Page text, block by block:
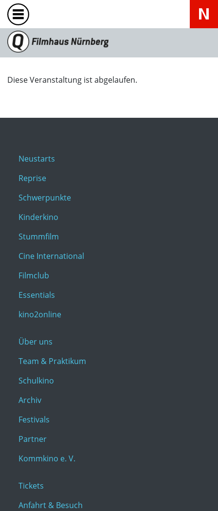
Diese Veranstaltung ist abgelaufen.
Neustarts
Reprise
Schwerpunkte
Kinderkino
Stummfilm
Cine International
Filmclub
Essentials
kino2online
Über uns
Team & Praktikum
Schulkino
Archiv
Festivals
Partner
Kommkino e. V.
Tickets
Anfahrt & Besuch